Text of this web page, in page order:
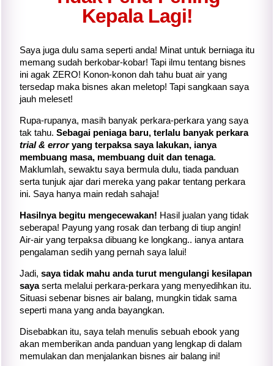
Kepala Lagi!
Saya juga dulu sama seperti anda! Minat untuk berniaga itu
memang sudah berkobar-kobar! Tapi ilmu tentang bisnes
ini agak ZERO! Konon-konon dah tahu buat air yang
tersedap maka bisnes akan meletop! Tapi sangkaan saya
jauh meleset!
Rupa-rupanya, masih banyak perkara-perkara yang saya
tak tahu. Sebagai peniaga baru, terlalu banyak perkara
trial & erroryang terpaksa saya lakukan, ianya
membuang masa, membuang duit dan tenaga.
Maklumlah, sewaktu saya bermula dulu, tiada panduan
serta tunjuk ajar dari mereka yang pakar tentang perkara
ini. Saya hanya main redah sahaja!
Hasilnya begitu mengecewakan! Hasil jualan yang tidak
seberapa! Payung yang rosak dan terbang di tiup angin!
Air-air yang terpaksa dibuang ke longkang.. ianya antara
pengalaman sedih yang pernah saya lalui!
Jadi, saya tidak mahu anda turut mengulangi kesilapan
sayaserta melalui perkara-perkara yang menyedihkan itu.
Situasi sebenar bisnes air balang, mungkin tidak sama
seperti mana yang anda bayangkan.
Disebabkan itu, saya telah menulis sebuah ebook yang
akan memberikan anda panduan yang lengkap di dalam
memulakan dan menjalankan bisnes air balang ini!